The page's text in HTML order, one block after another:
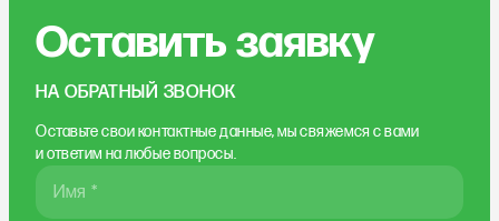
Оставить заявку
НА ОБРАТНЫЙ ЗВОНОК
Оставьте свои контактные данные, мы свяжемсяс вами
и ответим на любые вопросы.
Имя *